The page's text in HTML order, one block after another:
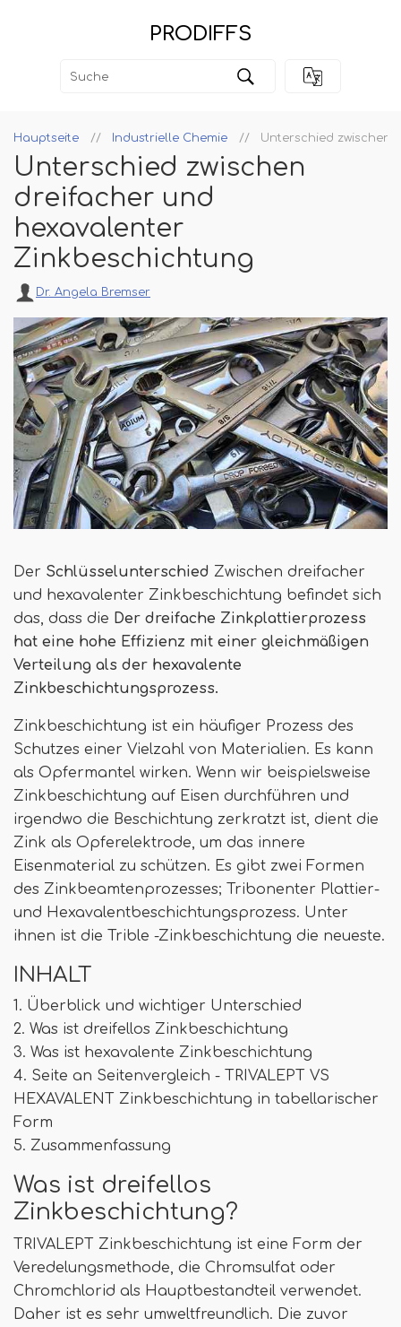
PRODIFFS
Hauptseite Industrielle Chemie Unterschied zwischen
Unterschied zwischen
dreifacher und
hexavalenter
Zinkbeschichtung
Dr. Angela Bremser
Der Schlüsselunterschied Zwischen dreifacher
und hexavalenter Zinkbeschichtung befindet sich
das, dass die Der dreifache Zinkplattierprozess
hat eine hohe Effizienz mit einer gleichmäßigen
Verteilung als der hexavalente
Zinkbeschichtungsprozess.
Zinkbeschichtung ist ein häufiger Prozess des
Schutzes einer Vielzahl von Materialien. Es kann
als Opfermantel wirken. Wenn wir beispielsweise
Zinkbeschichtung auf Eisen durchführen und
irgendwo die Beschichtung zerkratzt ist, dient die
Zink als Opferelektrode, um das innere
Eisenmaterial zu schützen. Es gibt zwei Formen
des Zinkbeamtenprozesses; Tribonenter Plattier-
und Hexavalentbeschichtungsprozess. Unter
ihnen ist die Trible -Zinkbeschichtung die neueste.
INHALT
1. Überblick und wichtiger Unterschied
2. Was ist dreifellos Zinkbeschichtung
3. Was ist hexavalente Zinkbeschichtung
4. Seite an Seitenvergleich - TRIVALEPT VS
HEXAVALENT Zinkbeschichtung in tabellarischer
Form
5. Zusammenfassung
Was ist dreifellos
Zinkbeschichtung?
TRIVALEPT Zinkbeschichtung ist eine Form der
Veredelungsmethode, die Chromsulfat oder
Chromchlorid als Hauptbestandteil verwendet.
Daher ist es sehr umweltfreundlich. Die zuvor